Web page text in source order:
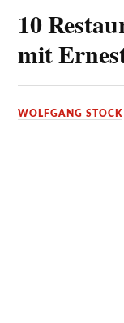
10
mit
WOLFGANG STOCK